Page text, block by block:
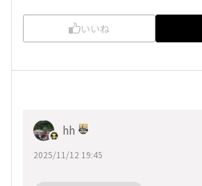
いいね
hh
2025/11/12 19:45